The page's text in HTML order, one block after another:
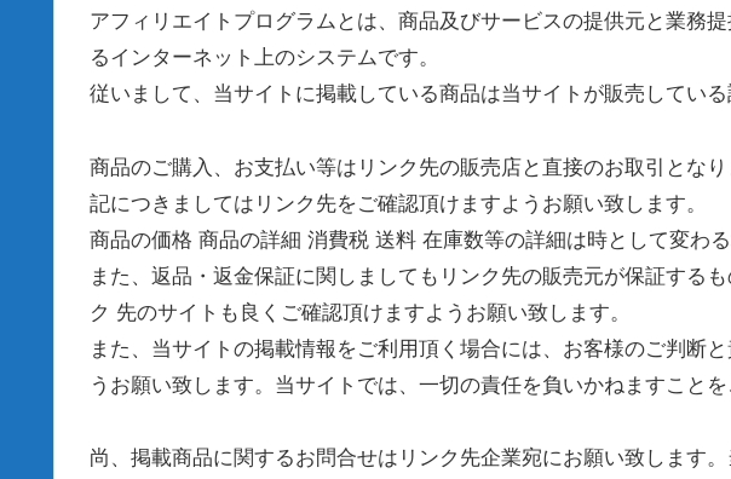
アフィリエイトプログラムとは、商品及びサービスの提供元と業務
るインターネット上のシステムです。
従いまして、当サイトに掲載している商品は当サイトが販売している
商品のご購入、お支払い等はリンク先の販売店と直接のお取引とな
記につきましてはリンク先をご確認頂けますようお願い致します。
商品の価格 商品の詳細 消費税 送料 在庫数等の詳細は時として変わる
また、返品・返金保証に関しましてもリンク先の販売元が保証する
ク 先のサイトも良くご確認頂けますようお願い致します。
また、当サイトの掲載情報をご利用頂く場合には、お客様のご判断
うお願い致します。当サイトでは、一切の責任を負いかねますことを
尚、掲載商品に関するお問合せはリンク先企業宛にお願い致します